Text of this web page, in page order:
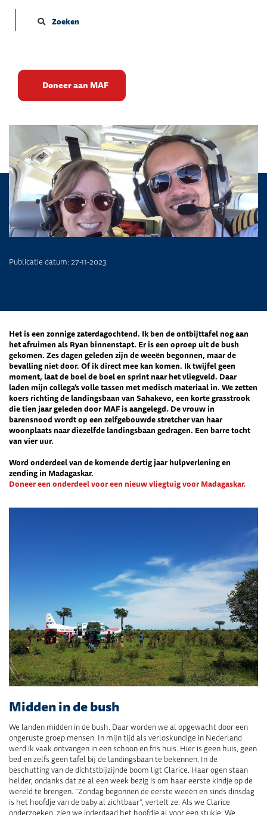
Zoeken
Doneer aan MAF
Verloskundige belandt zelf
op de OK
Publicatie datum: 27-11-2023
Het is een zonnige zaterdagochtend. Ik ben de ontbijttafel nog aan
het afruimen als Ryan binnenstapt. Er is een oproep uit de bush
gekomen. Zes dagen geleden zijn de weeën begonnen, maar de
bevalling niet door. Of ik direct mee kan komen. Ik twijfel geen
moment, laat de boel de boel en sprint naar het vliegveld. Daar
laden mijn collega’s volle tassen met medisch materiaal in. We zetten
koers richting de landingsbaan van Sahakevo, een korte grasstrook
die tien jaar geleden door MAF is aangelegd. De vrouw in
barensnood wordt op een zelfgebouwde stretcher van haar
woonplaats naar diezelfde landingsbaan gedragen. Een barre tocht
van vier uur.
Word onderdeel van de komende dertig jaar hulpverlening en
zending in Madagaskar.
Doneer een onderdeel voor een nieuw vliegtuig voor Madagaskar.
Midden in de bush
We landen midden in de bush. Daar worden we al opgewacht door een
ongeruste groep mensen. In mijn tijd als verloskundige in Nederland
werd ik vaak ontvangen in een schoon en fris huis. Hier is geen huis, geen
bed en zelfs geen tafel bij de landingsbaan te bekennen. In de
beschutting van de dichtstbijzijnde boom ligt Clarice. Haar ogen staan
helder, ondanks dat ze al een week bezig is om haar eerste kindje op de
wereld te brengen. “Zondag begonnen de eerste weeën en sinds dinsdag
is het hoofdje van de baby al zichtbaar”, vertelt ze. Als we Clarice